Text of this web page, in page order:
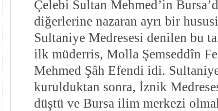
Çelebi Sultan Mehmed’in
diğerlerine nazaran ayrı bir
Sultaniye Medresesi denilen bu
ilk müderris, Molla Şemseddîn
Mehmed Şâh Efendi idi.
kurulduktan sonra, İznik
düştü ve Bursa ilim merkezi